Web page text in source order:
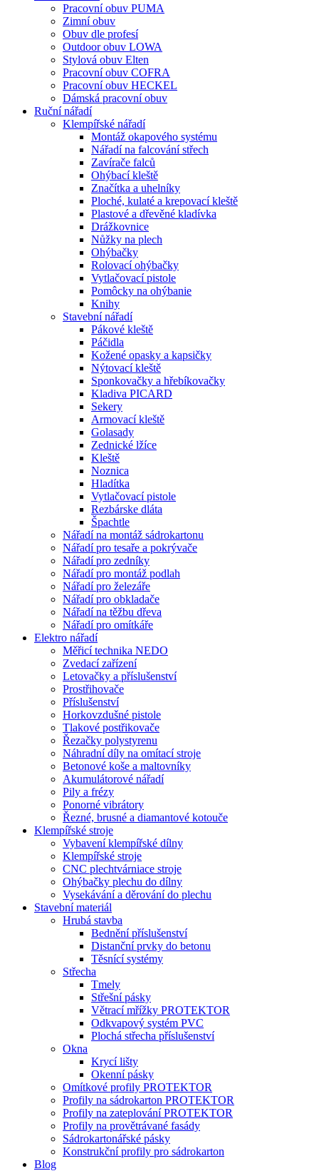
Pracovní obuv PUMA
Zimní obuv
Obuv dle profesí
Outdoor obuv LOWA
Stylová obuv Elten
Pracovní obuv COFRA
Pracovní obuv HECKEL
Dámská pracovní obuv
Ruční nářadí
Klempířské nářadí
Montáž okapového systému
Nářadí na falcování střech
Zavírače falců
Ohýbací kleště
Značítka a uhelníky
Ploché, kulaté a krepovací kleště
Plastové a dřevěné kladívka
Drážkovnice
Nůžky na plech
Ohýbačky
Rolovací ohýbačky
Vytlačovací pistole
Pomôcky na ohýbanie
Knihy
Stavební nářadí
Pákové kleště
Páčidla
Kožené opasky a kapsičky
Nýtovací kleště
Sponkovačky a hřebíkovačky
Kladiva PICARD
Sekery
Armovací kleště
Golasady
Zednické lžíce
Kleště
Noznica
Hladítka
Vytlačovací pistole
Rezbárske dláta
Špachtle
Nářadí na montáž sádrokartonu
Nářadí pro tesaře a pokrývače
Nářadí pro zedníky
Nářadí pro montáž podlah
Nářadí pro železáře
Nářadí pro obkladače
Nářadí na těžbu dřeva
Nářadí pro omítkáře
Elektro nářadí
Měřicí technika NEDO
Zvedací zařízení
Letovačky a příslušenství
Prostřihovače
Příslušenství
Horkovzdušné pistole
Tlakové postřikovače
Řezačky polystyrenu
Náhradní díly na omítací stroje
Betonové koše a maltovníky
Akumulátorové nářadí
Pily a frézy
Ponorné vibrátory
Řezné, brusné a diamantové kotouče
Klempířské stroje
Vybavení klempířské dílny
Klempířské stroje
CNC plechtvárniace stroje
Ohýbačky plechu do dílny
Vysekávání a děrování do plechu
Stavební materiál
Hrubá stavba
Bednění příslušenství
Distanční prvky do betonu
Těsnící systémy
Střecha
Tmely
Střešní pásky
Větrací mřížky PROTEKTOR
Odkvapový systém PVC
Plochá střecha příslušenství
Okna
Krycí lišty
Okenní pásky
Omítkové profily PROTEKTOR
Profily na sádrokarton PROTEKTOR
Profily na zateplování PROTEKTOR
Profily na provětrávané fasády
Sádrokartonářské pásky
Konstrukční profily pro sádrokarton
Blog